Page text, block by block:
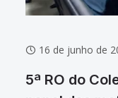
16 de junho de
5ª RO do